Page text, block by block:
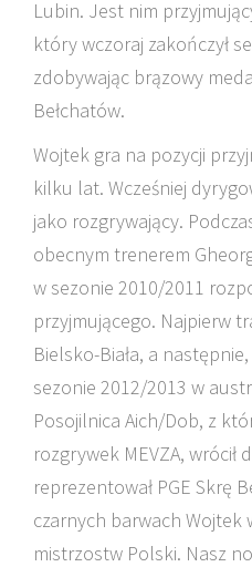
Lubin. Jest nim
który wczoraj zakończył
zdobywając brązowy
Bełchatów.
Wojtek gra na pozycji
kilku lat. Wcześniej
jako rozgrywający.
obecnym trenerem
w sezonie 2010/2011
przyjmującego. Najpierw
Bielsko-Biała, a
sezonie 2012/2013 w
Posojilnica Aich/Dob, z
rozgrywek MEVZA,
reprezentował PGE Skrę
czarnych barwach Wojtek
mistrzostw Polski. Nasz